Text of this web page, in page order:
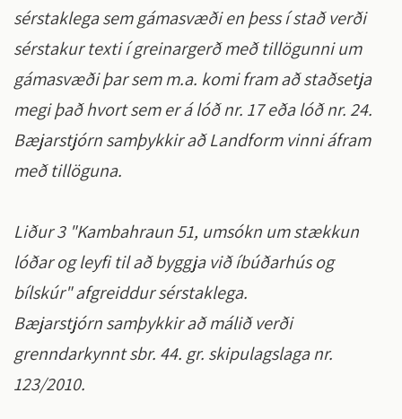
sérstaklega sem gámasvæði en þess í stað verði
sérstakur texti í greinargerð með tillögunni um
gámasvæði þar sem m.a. komi fram að staðsetja
megi það hvort sem er á lóð nr. 17 eða lóð nr. 24.
Bæjarstjórn samþykkir að Landform vinni áfram
með tillöguna.
Liður 3 "Kambahraun 51, umsókn um stækkun
lóðar og leyfi til að byggja við íbúðarhús og
bílskúr" afgreiddur sérstaklega.
Bæjarstjórn samþykkir að málið verði
grenndarkynnt sbr. 44. gr. skipulagslaga nr.
123/2010.